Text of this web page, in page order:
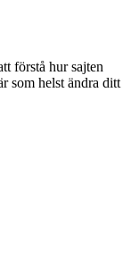
förstå hur sajten
som helst ändra ditt